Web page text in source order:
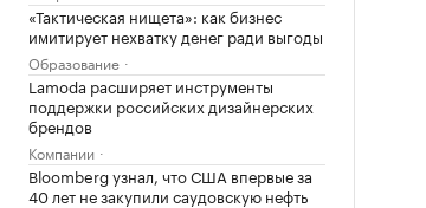
«Тактическая нищета»: как бизнес
имитирует нехватку денег ради выгоды
Образование
Lamoda расширяет инструменты
поддержки российских дизайнерских
брендов
Компании
Bloomberg узнал, что США впервые за
40 лет не закупили саудовскую нефть